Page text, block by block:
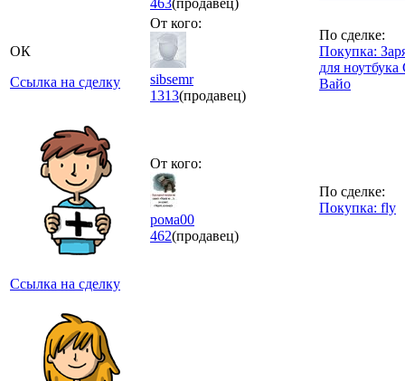
ОК
Ссылка на сделку
От кого:
sibsemr
1313(продавец)
По сделке:
Покупка:
для
Вайо
Ссылка на сделку
От кого:
рома00
462(продавец)
По сделке:
Покупка: fly